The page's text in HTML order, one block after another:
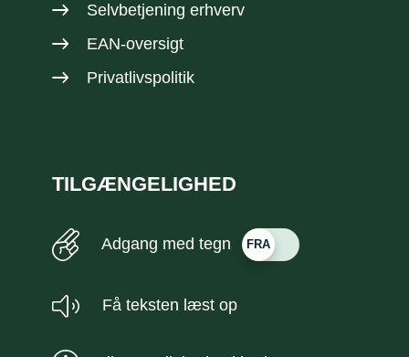
Selvbetjening erhverv
EAN-oversigt
Privatlivspolitik
TILGÆNGELIGHED
Adgang med tegn
Få teksten læst op